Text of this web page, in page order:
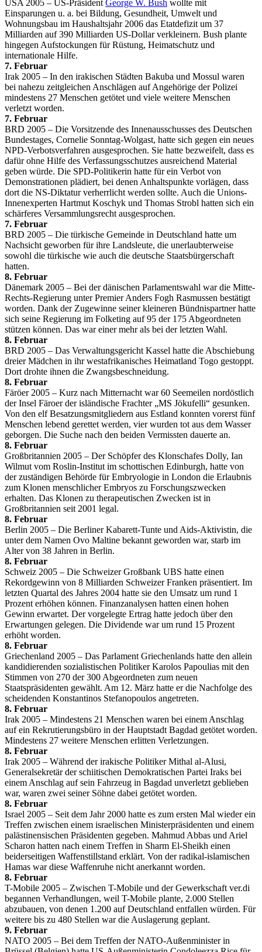
USA 2005 – US-Präsident George W. Bush wollte mit
Einsparungen u. a. bei Bildung, Gesundheit, Umwelt und
Wohnungsbau im Haushaltsjahr 2006 das Etatdefizit um 37
Milliarden auf 390 Milliarden US-Dollar verkleinern. Bush plante
hingegen Aufstockungen für Rüstung, Heimatschutz und
internationale Hilfe.
7. Februar
Irak 2005 – In den irakischen Städten Bakuba und Mossul waren
bei nahezu zeitgleichen Anschlägen auf Angehörige der Polizei
mindestens 27 Menschen getötet und viele weitere Menschen
verletzt worden.
7. Februar
BRD 2005 – Die Vorsitzende des Innenausschusses des Deutschen
Bundestages, Cornelie Sonntag-Wolgast, hatte sich gegen ein neues
NPD-Verbotsverfahren ausgesprochen. Sie hatte bezweifelt, dass es
dafür ohne Hilfe des Verfassungsschutzes ausreichend Material
geben würde. Die SPD-Politikerin hatte für ein Verbot von
Demonstrationen plädiert, bei denen Anhaltspunkte vorlägen, dass
dort die NS-Diktatur verherrlicht werden sollte. Auch die Unions-
Innenexperten Hartmut Koschyk und Thomas Strobl hatten sich ein
schärferes Versammlungsrecht ausgesprochen.
7. Februar
BRD 2005 – Die türkische Gemeinde in Deutschland hatte um
Nachsicht geworben für ihre Landsleute, die unerlaubterweise
sowohl die türkische wie auch die deutsche Staatsbürgerschaft
hatten.
8. Februar
Dänemark 2005 – Bei der dänischen Parlamentswahl war die Mitte-
Rechts-Regierung unter Premier Anders Fogh Rasmussen bestätigt
worden. Dank der Zugewinne seiner kleineren Bündnispartner hatte
sich seine Regierung im Folketing auf 95 der 175 Abgeordneten
stützen können. Das war einer mehr als bei der letzten Wahl.
8. Februar
BRD 2005 – Das Verwaltungsgericht Kassel hatte die Abschiebung
dreier Mädchen in ihr westafrikanisches Heimatland Togo gestoppt.
Dort drohte ihnen die Zwangsbeschneidung.
8. Februar
Färöer 2005 – Kurz nach Mitternacht war 60 Seemeilen nordöstlich
der Insel Färoer der isländische Frachter „MS Jökufelli“ gesunken.
Von den elf Besatzungsmitgliedern aus Estland konnten vorerst fünf
Menschen lebend gerettet werden, vier wurden tot aus dem Wasser
geborgen. Die Suche nach den beiden Vermissten dauerte an.
8. Februar
Großbritannien 2005 – Der Schöpfer des Klonschafes Dolly, Ian
Wilmut vom Roslin-Institut im schottischen Edinburgh, hatte von
der zuständigen Behörde für Embryologie in London die Erlaubnis
zum Klonen menschlicher Embryos zu Forschungszwecken
erhalten. Das Klonen zu therapeutischen Zwecken ist in
Großbritannien seit 2001 legal.
8. Februar
Berlin 2005 – Die Berliner Kabarett-Tunte und Aids-Aktivistin, die
unter dem Namen Ovo Maltine bekannt geworden war, starb im
Alter von 38 Jahren in Berlin.
8. Februar
Schweiz 2005 – Die Schweizer Großbank UBS hatte einen
Rekordgewinn von 8 Milliarden Schweizer Franken präsentiert. Im
letzten Quartal des Jahres 2004 hatte sie den Umsatz um rund 1
Prozent erhöhen können. Finanzanalysen hatten einen hohen
Gewinn erwartet. Der vorgelegte Ertrag hatte jedoch über den
Erwartungen gelegen. Die Dividende war um rund 15 Prozent
erhöht worden.
8. Februar
Griechenland 2005 – Das Parlament Griechenlands hatte den allein
kandidierenden sozialistischen Politiker Karolos Papoulias mit den
Stimmen von 270 der 300 Abgeordneten zum neuen
Staatspräsidenten gewählt. Am 12. März hatte er die Nachfolge des
scheidenden Konstantinos Stefanopoulos angetreten.
8. Februar
Irak 2005 – Mindestens 21 Menschen waren bei einem Anschlag
auf ein Rekrutierungsbüro in der Hauptstadt Bagdad getötet worden.
Mindestens 27 weitere Menschen erlitten Verletzungen.
8. Februar
Irak 2005 – Während der irakische Politiker Mithal al-Alusi,
Generalsekretär der schiitischen Demokratischen Partei Iraks bei
einem Anschlag auf sein Fahrzeug in Bagdad unverletzt geblieben
war, waren zwei seiner Söhne dabei getötet worden.
8. Februar
Israel 2005 – Seit dem Jahr 2000 hatte es zum ersten Mal wieder ein
Treffen zwischen einem israelischen Ministerpräsidenten und einem
palästinensischen Präsidenten gegeben. Mahmud Abbas und Ariel
Scharon hatten nach einem Treffen in Sharm El-Sheikh einen
beiderseitigen Waffenstillstand erklärt. Von der radikal-islamischen
Hamas war diese Waffenruhe nicht anerkannt worden.
8. Februar
T-Mobile 2005 – Zwischen T-Mobile und der Gewerkschaft ver.di
begannen Verhandlungen, weil T-Mobile plante, 2.000 Stellen
abzubauen, von denen 1.200 auf Deutschland entfallen würden. Für
weitere bis zu 480 Stellen war die Auslagerung geplant.
9. Februar
NATO 2005 – Bei dem Treffen der NATO-Außenminister in